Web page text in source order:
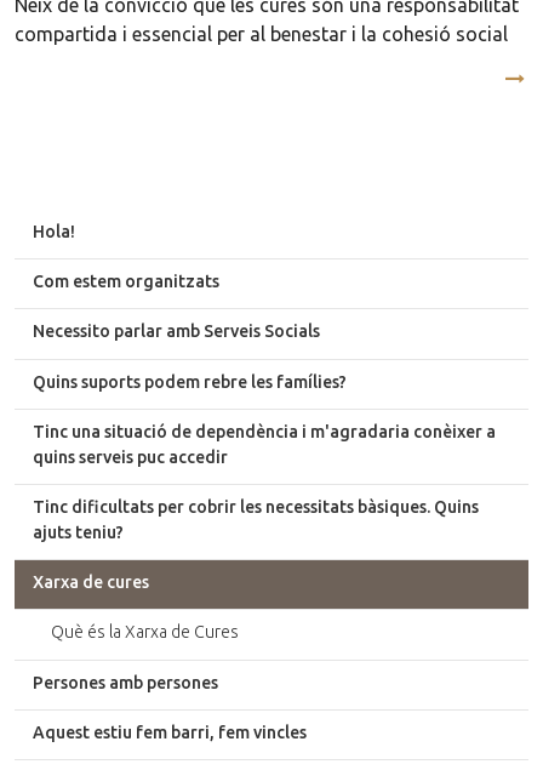
Neix de la convicció que les cures són una responsabilitat
compartida i essencial per al benestar i la cohesió social
Hola!
Com estem organitzats
Necessito parlar amb Serveis Socials
Quins suports podem rebre les famílies?
Tinc una situació de dependència i m'agradaria conèixer a
quins serveis puc accedir
Tinc dificultats per cobrir les necessitats bàsiques. Quins
ajuts teniu?
Xarxa de cures
Què és la Xarxa de Cures
Persones amb persones
Aquest estiu fem barri, fem vincles